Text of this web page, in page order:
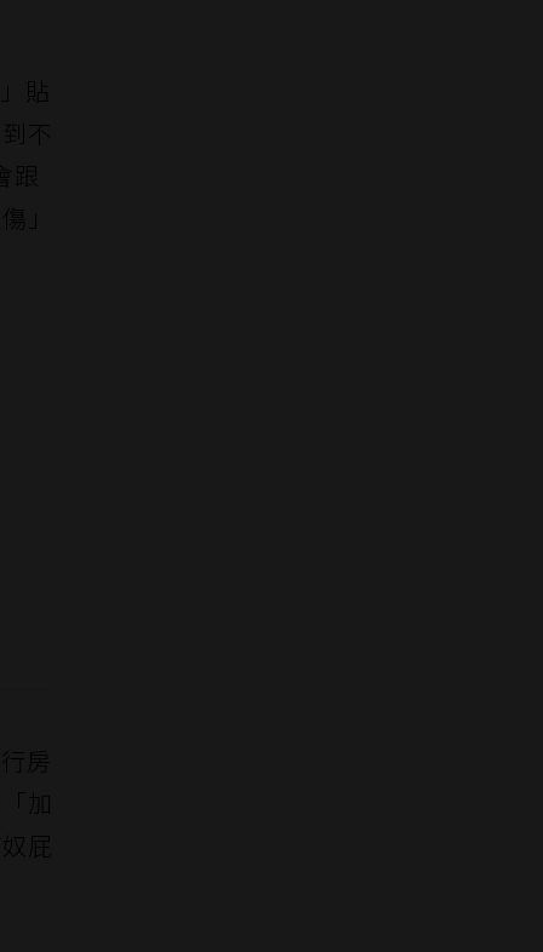
貼
不
跟
」
房
加
屁